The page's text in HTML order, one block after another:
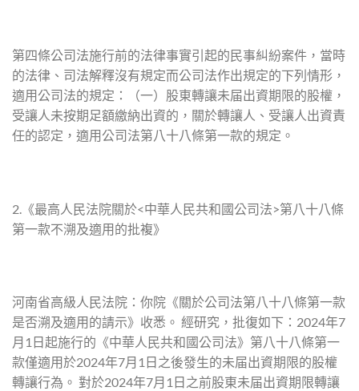
第四條公司法施行前的法律事實引起的民事糾紛案件，當時
的法律、司法解釋沒有規定而公司法作出規定的下列情形，
適用公司法的規定：（一）股東轉讓未届出資期限的股權，
受讓人未按期足額繳納出資的，關於轉讓人、受讓人出資責
任的認定，適用公司法第八十八條第一款的規定。
2.《最高人民法院關於<中華人民共和國公司法>第八十八條
第一款不溯及適用的批複》
河南省高級人民法院：你院《關於公司法第八十八條第一款
是否溯及適用的請示》收悉。 經研究，批復如下：2024年7
月1日起施行的《中華人民共和國公司法》第八十八條第一
款僅適用於2024年7月1日之後發生的未届出資期限的股權
轉讓行為。 對於2024年7月1日之前股東未届出資期限轉讓